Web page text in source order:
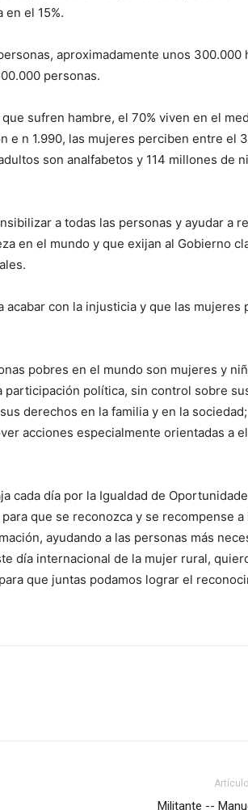
en el 15%.
aproximadamente unos 300.000
personas.
sufren hambre, el 70% viven en el
e n 1.990, las mujeres perciben entre el
son analfabetos y 114 millones de
a todas las personas y ayudar a
en el mundo y que exijan al Gobierno
con la injusticia y que las mujeres
pobres en el mundo son mujeres y
participación política, sin control sobre
derechos en la familia y en la
acciones especialmente orientadas a
cada día por la Igualdad de
que se reconozca y se recompense a
ayudando a las personas más
día internacional de la mujer rural,
que juntas podamos lograr el
Militante --